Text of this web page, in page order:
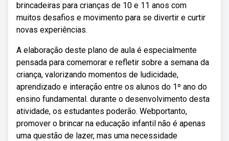
brincadeiras para crianças de 10 e 11 anos com
muitos desafios e movimento para se divertir e curtir
novas experiências.
A elaboração deste plano de aula é especialmente
pensada para comemorar e refletir sobre a semana da
criança, valorizando momentos de ludicidade,
aprendizado e interação entre os alunos do 1º ano do
ensino fundamental. durante o desenvolvimento desta
atividade, os estudantes poderão. Webportanto,
promover o brincar na educação infantil não é apenas
uma questão de lazer, mas uma necessidade